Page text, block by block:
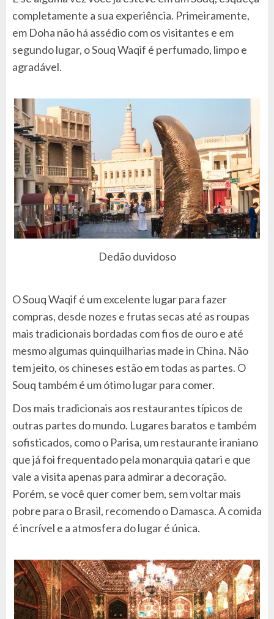
completamente a sua experiência. Primeiramente,
em Doha não há assédio com os visitantes e em
segundo lugar, o Souq Waqif é perfumado, limpo e
agradável.
Dedão duvidoso
O Souq Waqif é um excelente lugar para fazer
compras, desde nozes e frutas secas até as roupas
mais tradicionais bordadas com fios de ouro e até
mesmo algumas quinquilharias made in China. Não
tem jeito, os chineses estão em todas as partes. O
Souq também é um ótimo lugar para comer.
Dos mais tradicionais aos restaurantes típicos de
outras partes do mundo. Lugares baratos e também
sofisticados, como o Parisa, um restaurante iraniano
que já foi frequentado pela monarquia qatari e que
vale a visita apenas para admirar a decoração.
Porém, se você quer comer bem, sem voltar mais
pobre para o Brasil, recomendo o Damasca. A comida
é incrível e a atmosfera do lugar é única.